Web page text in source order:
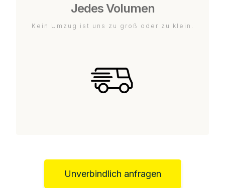
Jedes Volumen
Kein Umzug ist uns zu groß oder zu klein.
Unverbindlich anfragen